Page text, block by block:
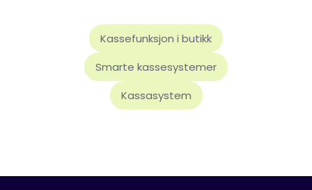
Kassefunksjon i butikk
Smarte kassesystemer
Kassasystem